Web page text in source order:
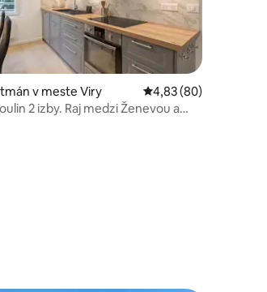
4,84 z 5, počet hodnotení: 70
v meste Viry Priemerné
4,83 (80)
2 izby. Raj medzi Ženevou a